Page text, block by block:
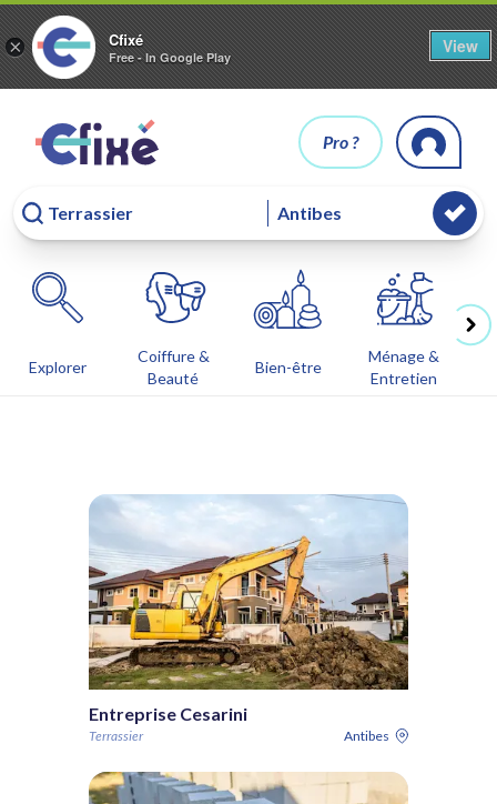
× Cfixé
Free - In Google Play
View
Pro ?
Explorer
Coiffure &
Beauté
Bien-être
Ménage &
Entretien
Entreprise Cesarini
Terrassier Antibes